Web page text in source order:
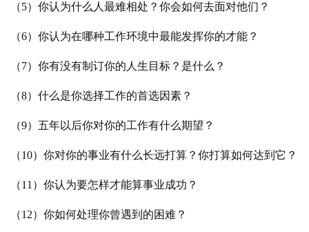
（5）你认为什么人最难相处？你会如何去面对他们？
（6）你认为在哪种工作环境中最能发挥你的才能？
（7）你有没有制订你的人生目标？是什么？
（8）什么是你选择工作的首选因素？
（9）五年以后你对你的工作有什么期望？
（10）你对你的事业有什么长远打算？你打算如何达到它？
（11）你认为要怎样才能算事业成功？
（12）你如何处理你曾遇到的困难？